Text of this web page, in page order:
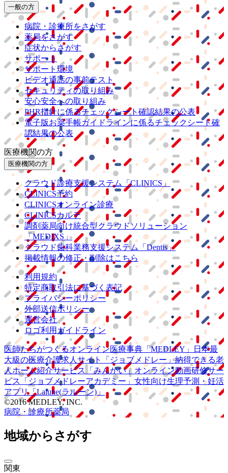
一般の方
病院・診療所をさがす
薬局をさがす
症状からさがす
サポート
サポート環境
ビデオ通話の事前テスト
セキュリティの取り組み
安心安全への取り組み
PHR指針に係るチェックシート確認結果の公表
電子版お薬手帳ガイドラインに係るチェックシート確
認結果の公表
医療機関の方
医療機関の方
クラウド診療支援システム
「CLINICS」
CLINICS予約
CLINICSオンライン診療
CLINICSカルテ
調剤薬局向け統合型クラウドソリューション
「MEDIXS」
クラウド歯科業務支援システム
「Dentis」
掲載情報の修正・削除はこちら
利用規約
特定商取引法に基づく表記
プライバシーポリシー
外部送信ポリシー
運営会社
ロゴ利用ガイドライン
医師たちがつくるオンライン医療事典 「MEDLEY」
日本最
大級の医療介護求人サイト 「ジョブメドレー」納得できる老
人ホーム紹介サービス
「みんかい」 オンライン動画研修サー
ビス
「ジョブメドレーアカデミー」 女性向け生理予測・妊活
アプリ「Lalune(ラルーン)」
©2016 MEDLEY, INC.
病院・診療所薬局
地域からさがす
関東